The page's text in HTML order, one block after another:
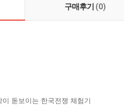
구매후기 (0)
돋보이는 한국전쟁 체험기